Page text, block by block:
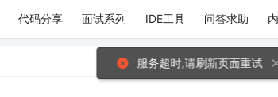
代码分享 面试系列 IDE工具 问答求助
服务超时,请刷新页面重试